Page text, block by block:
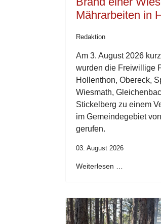
Mährarbeiten in
Redaktion
Am 3. August 2026
wurden die Freiwillige
Hollenthon, Obereck,
Wiesmath,
Stickelberg zu einem
im Gemeindegebiet
gerufen.
03. August 2026
Weiterlesen …